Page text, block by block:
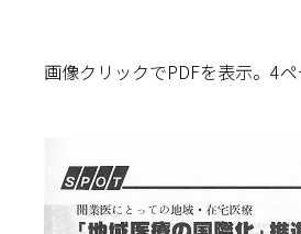
画像クリックでPDFを表示。4ペ